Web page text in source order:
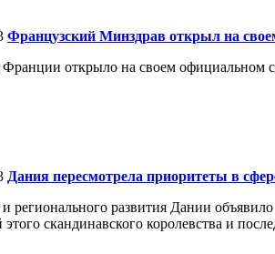
Французский Минздрав открыл на
открыло на своем официальном
Дания пересмотрела приоритеты в
регионального развития Дании
скандинавского королевства и